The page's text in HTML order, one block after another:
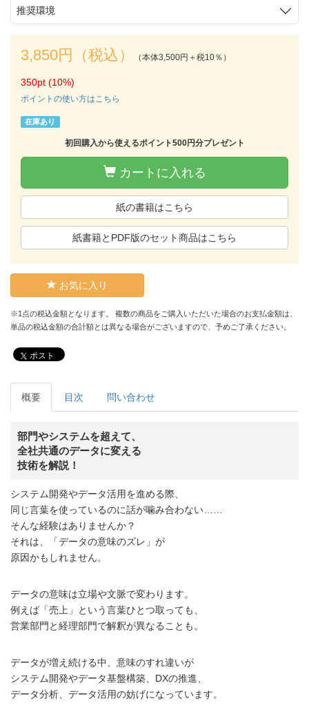
推奨環境
3,850円（税込） （本体3,500円＋税10％）
350pt (10%)
ポイントの使い方はこちら
在庫あり
初回購入から使えるポイント500円分プレゼント
カートに入れる
紙の書籍はこちら
紙書籍とPDF版のセット商品はこちら
お気に入り
※1点の税込金額となります。 複数の商品をご購入いただいた場合のお支払金額は、
単品の税込金額の合計額とは異なる場合がございますので、予めご了承ください。
ポスト
概要 目次 問い合わせ
部門やシステムを超えて、
全社共通のデータに変える
技術を解説！
システム開発やデータ活用を進める際、
同じ言葉を使っているのに話が噛み合わない……
そんな経験はありませんか？
それは、「データの意味のズレ」が
原因かもしれません。
データの意味は立場や文脈で変わります。
例えば「売上」という言葉ひとつ取っても、
営業部門と経理部門で解釈が異なることも。
データが増え続ける中、意味のすれ違いが
システム開発やデータ基盤構築、DXの推進、
データ分析、データ活用の妨げになっています。